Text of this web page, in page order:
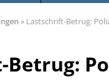
» Lastschrift-Betrug:
Betrug: